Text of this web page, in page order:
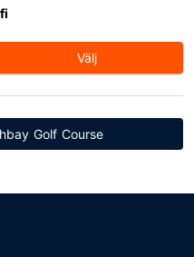
Välj
Golf Course